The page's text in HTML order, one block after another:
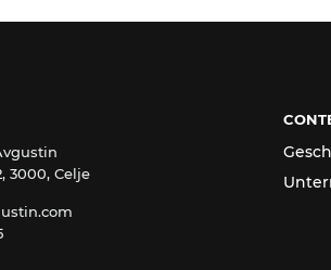
3000, Celje